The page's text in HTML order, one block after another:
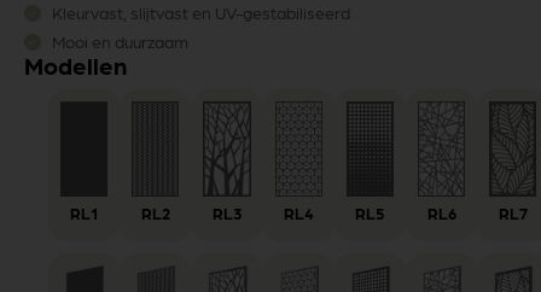
Kleurvast, slijtvast en UV-gestabiliseerd
Mooi en duurzaam
Modellen
RL1 RL2 RL3 RL4 RL5 RL6 RL7